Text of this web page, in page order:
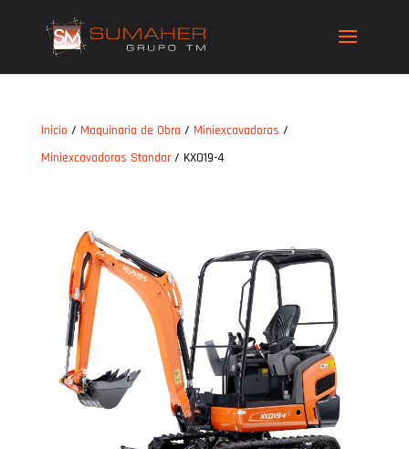
Inicio / Maquinaria de Obra / Miniexcavadoras /
Miniexcavadoras Standar/ KX019-4